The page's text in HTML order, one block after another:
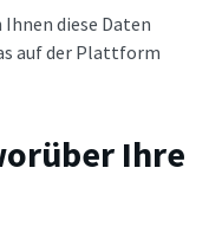
diese Daten
auf der Plattform
Ihre